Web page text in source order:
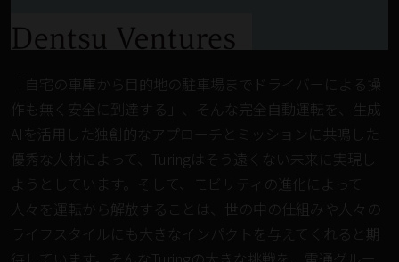
「自宅の車庫から目的地の駐車場までドライバーによる操
作も無く安全に到達する」、そんな完全自動運転を、生成
AIを活用した独創的なアプローチとミッションに共鳴した
優秀な人材によって、Turingはそう遠くない未来に実現し
ようとしています。そして、モビリティの進化によって
人々を運転から解放することは、世の中の仕組みや人々の
ライフスタイルにも大きなインパクトを与えてくれると期